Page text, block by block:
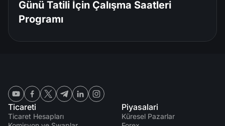
Günü Tatili İçin Çalışma Saatleri
Programı
Ticareti
Ticaret Hesapları
Piyasalari
Küresel Pazarlar